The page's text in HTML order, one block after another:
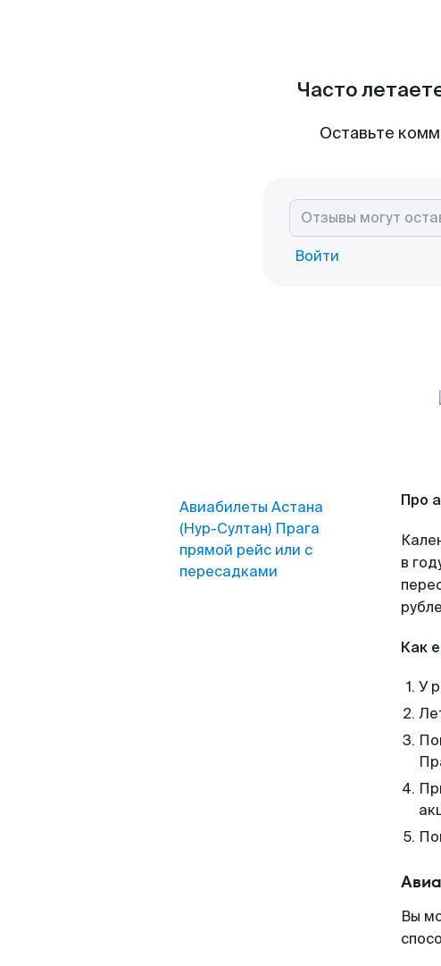
Часто
Оставьте
Войти
Авиабилеты Астана
(Нур-Султан) Прага
прямой рейс или с
пересадками
Про
в
Как
У
Вы